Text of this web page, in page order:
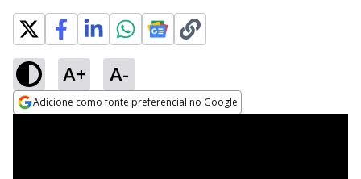
A+ A-
Adicione como fonte preferencial no Google